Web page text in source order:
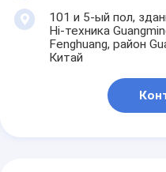
101 и 5-ый пол,
Hi-техника
Fenghuang, район
Китай